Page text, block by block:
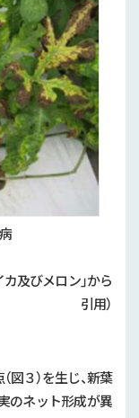
及びメロン」から
引用）
図３）を生じ、新葉
のネット形成が異